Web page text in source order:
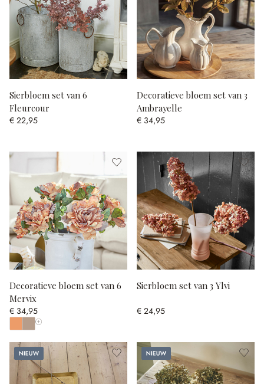
Sierbloem set van 6
Fleurcour
€ 22,95
Decoratieve bloem set van 3
Ambrayelle
€ 34,95
Decoratieve bloem set van 6
Mervix
€ 34,95
Toon alle kleuren
Sierbloem set van 3 Ylvi
€ 24,95
Nieuw Nieuw